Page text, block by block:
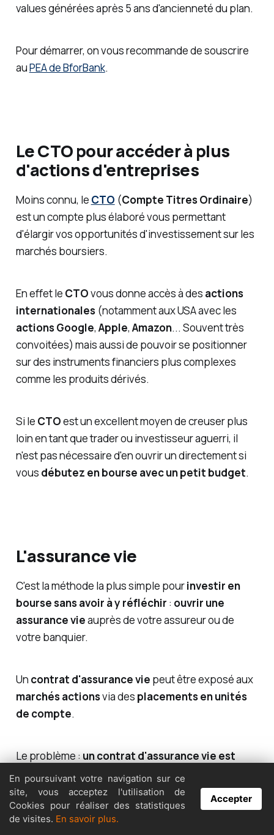
values générées après 5 ans d'ancienneté du plan.
Pour démarrer, on vous recommande de souscrire
auPEA de BforBank.
Le CTO pour accéder à plus
d'actions d'entreprises
Moins connu, le CTO (Compte Titres Ordinaire)
est un compte plus élaboré vous permettant
d'élargir vos opportunités d'investissement sur les
marchés boursiers.
En effet le CTOvous donne accès à des actions
internationales(notamment aux USA avec les
actions Google, Apple, Amazon... Souvent très
convoitées) mais aussi de pouvoir se positionner
sur des instruments financiers plus complexes
comme les produits dérivés.
Si le CTOest un excellent moyen de creuser plus
loin en tant que trader ou investisseur aguerri, il
n'est pas nécessaire d'en ouvrir un directement si
vous débutez en bourse avec un petit budget.
L'assurance vie
C'est la méthode la plus simple pourinvestir en
bourse sans avoir à y réfléchir : ouvrir une
assurance vieauprès de votre assureur ou de
votre banquier.
Un contrat d'assurance vie peut être exposé aux
marchés actionsvia des placements en unités
de compte.
Le problème :un contrat d'assurance vie est
assez rigide et une fois ouvert, effectuer des
arbitrages est assez coûteux, votre assureur vous
prendra des frais à chaque mouvement de votre
portefeuille. C’est typiquement le compte à éviter
En poursuivant votre navigation sur ce
site, vous acceptez l'utilisation de
Cookies pour réaliser des statistiques
de visites. En savoir plus.
Accepter